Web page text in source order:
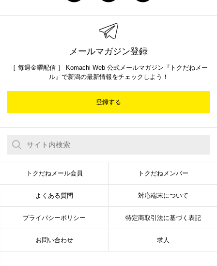
メールマガジン登録
［ 毎週金曜配信 ］ Komachi Web 公式メールマガジン『トクだねメー
ル』で新潟の最新情報をチェックしよう！
登録する
トクだねメール会員 トクだねメンバー
よくある質問 対応端末について
プライバシーポリシー 特定商取引法に基づく表記
お問い合わせ 求人